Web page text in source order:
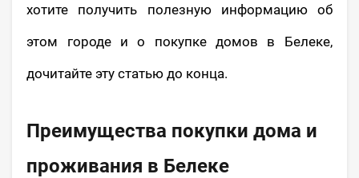
хотите получить полезную информацию об
этом городе и о покупке домов в Белеке,
дочитайте эту статью до конца.
Преимущества покупки дома и
проживания в Белеке